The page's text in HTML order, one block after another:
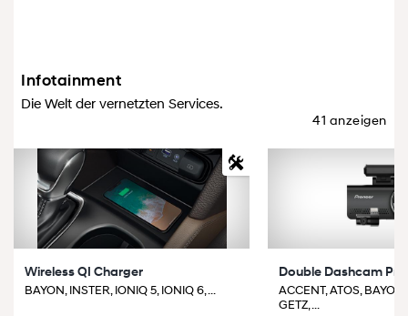
Infotainment
Die Welt der vernetzten Services.
41 anzeigen
Wireless QI Charger
BAYON, INSTER, IONIQ 5, IONIQ 6, ...
Double Dashcam
ACCENT, ATOS,
GETZ, ...